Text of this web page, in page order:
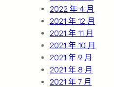
2022 年 4 月
2021 年 12 月
2021 年 11 月
2021 年 10 月
2021 年 9 月
2021 年 8 月
2021 年 7 月